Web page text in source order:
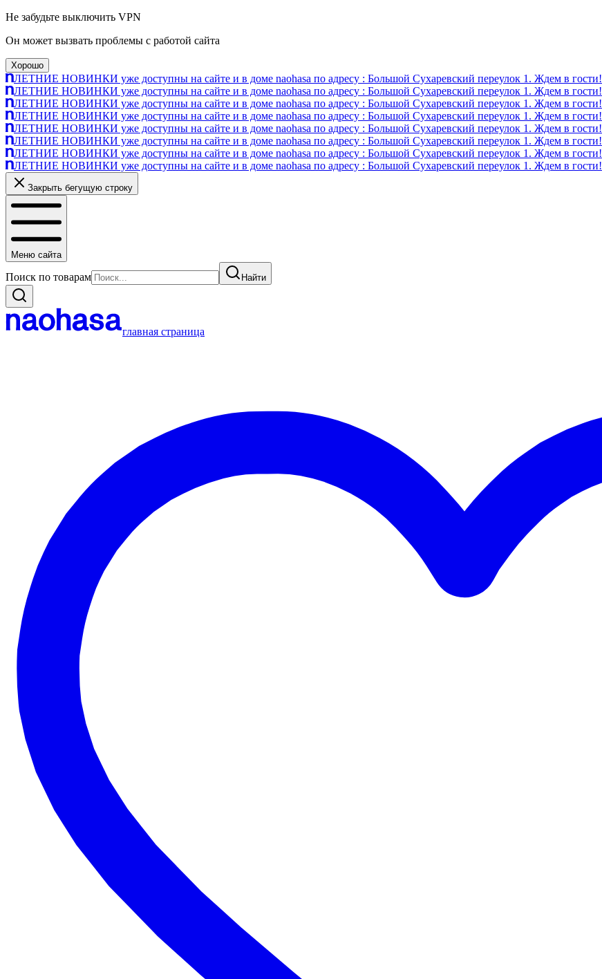
Не забудьте выключить VPN
Он может вызвать проблемы с работой сайта
Хорошо
ЛЕТНИЕ НОВИНКИ уже доступны на сайте и в доме naohasa по адресу : Большой Сухаревский переулок 1. Ждем в гости!
ЛЕТНИЕ НОВИНКИ уже доступны на сайте и в доме naohasa по адресу : Большой Сухаревский переулок 1. Ждем в гости!
ЛЕТНИЕ НОВИНКИ уже доступны на сайте и в доме naohasa по адресу : Большой Сухаревский переулок 1. Ждем в гости!
ЛЕТНИЕ НОВИНКИ уже доступны на сайте и в доме naohasa по адресу : Большой Сухаревский переулок 1. Ждем в гости!
ЛЕТНИЕ НОВИНКИ уже доступны на сайте и в доме naohasa по адресу : Большой Сухаревский переулок 1. Ждем в гости!
ЛЕТНИЕ НОВИНКИ уже доступны на сайте и в доме naohasa по адресу : Большой Сухаревский переулок 1. Ждем в гости!
ЛЕТНИЕ НОВИНКИ уже доступны на сайте и в доме naohasa по адресу : Большой Сухаревский переулок 1. Ждем в гости!
ЛЕТНИЕ НОВИНКИ уже доступны на сайте и в доме naohasa по адресу : Большой Сухаревский переулок 1. Ждем в гости!
Закрыть бегущую строку
Меню сайта
Поиск по товарам Найти
главная страница